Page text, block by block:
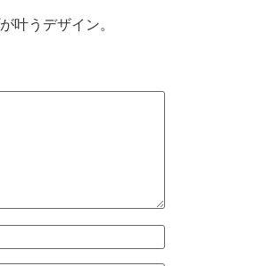
叶うデザイン。